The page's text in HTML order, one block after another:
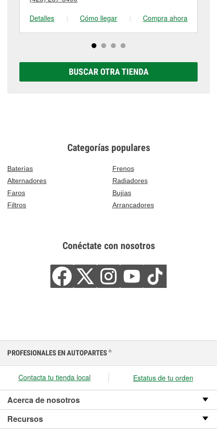
tienda #1147 para obtener más información.
Detalles
| Cómo llegar | Compra ahora
BUSCAR OTRA TIENDA
Categorías populares
Baterías
Frenos
Alternadores
Radiadores
Faros
Bujías
Filtros
Arrancadores
Conéctate con nosotros
PROFESIONALES EN AUTOPARTES ®
Contacta tu tienda local Estatus de tu orden
Acerca de nosotros
Recursos